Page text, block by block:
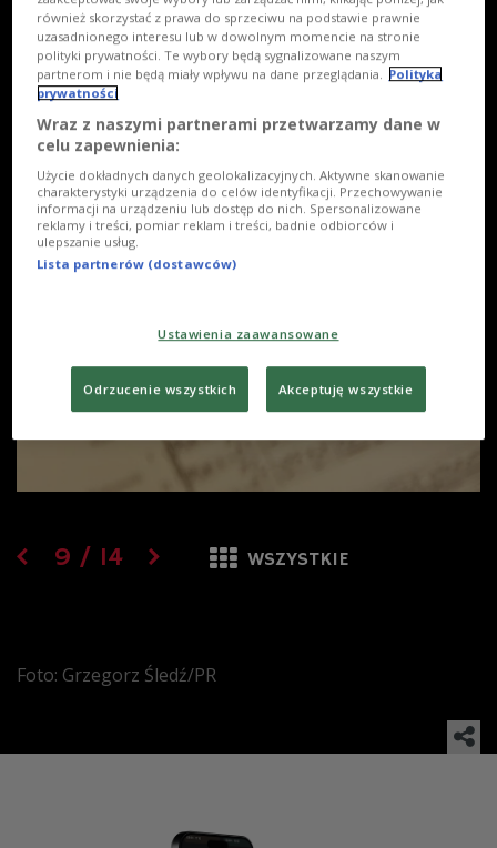
9 / 14 WSZYSTKIE
Foto: Grzegorz Śledź/PR
również skorzystać z prawa do sprzeciwu na podstawie prawnie
uzasadnionego interesu lub w dowolnym momencie na stronie
polityki prywatności. Te wybory będą sygnalizowane naszym
partnerom i nie będą miały wpływu na dane przeglądania. Polityka
prywatności
Wraz z naszymi partnerami przetwarzamy dane w
celu zapewnienia:
Użycie dokładnych danych geolokalizacyjnych. Aktywne skanowanie
charakterystyki urządzenia do celów identyfikacji. Przechowywanie
informacji na urządzeniu lub dostęp do nich. Spersonalizowane
reklamy i treści, pomiar reklam i treści, badnie odbiorców i
ulepszanie usług.
Lista partnerów (dostawców)
Ustawienia zaawansowane
Odrzucenie wszystkich Akceptuję wszystkie